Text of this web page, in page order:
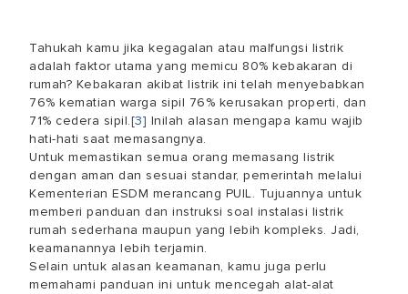
Tahukah kamu jika kegagalan atau malfungsi listrik
adalah faktor utama yang memicu 80% kebakaran di
rumah? Kebakaran akibat listrik ini telah menyebabkan
76% kematian warga sipil 76% kerusakan properti, dan
71% cedera sipil.[3] Inilah alasan mengapa kamu wajib
hati-hati saat memasangnya.
Untuk memastikan semua orang memasang listrik
dengan aman dan sesuai standar, pemerintah melalui
Kementerian ESDM merancang PUIL. Tujuannya untuk
memberi panduan dan instruksi soal instalasi listrik
rumah sederhana maupun yang lebih kompleks. Jadi,
keamanannya lebih terjamin.
Selain untuk alasan keamanan, kamu juga perlu
memahami panduan ini untuk mencegah alat-alat